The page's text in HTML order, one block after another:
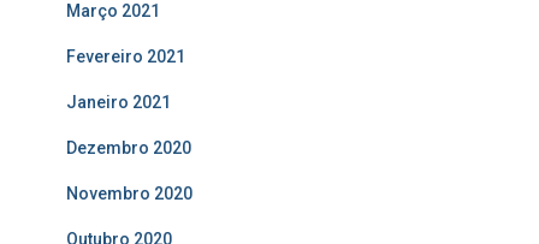
Março 2021
Fevereiro 2021
Janeiro 2021
Dezembro 2020
Novembro 2020
Outubro 2020